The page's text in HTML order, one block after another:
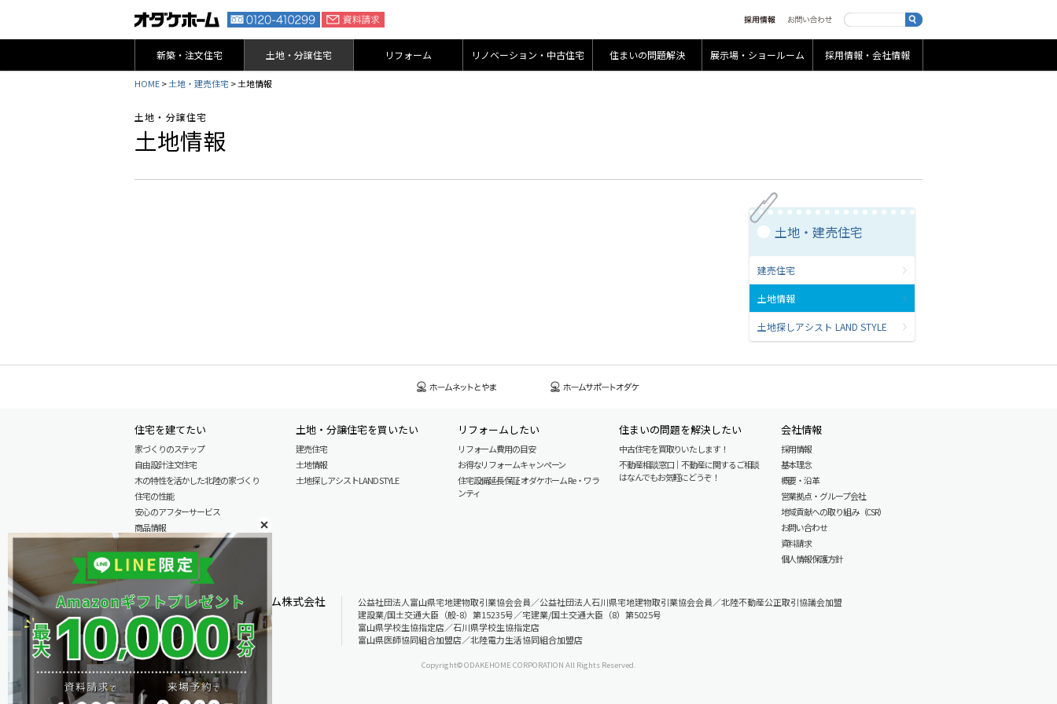
新築・注文住宅 土地・分譲住宅 リフォーム リノベーション・中古住宅 住まいの問題解決 展示場・ショールーム 採用情報・会社情報
HOME>土地・建売住宅 > 土地情報
土地・分譲住宅
土地情報
土地・建売住宅
建売住宅
土地情報
土地探しアシスト LAND STYLE
住宅を建てたい
家づくりのステップ
自由設計注文住宅
木の特性を活かした北陸の家づくり
住宅の性能
安心のアフターサービス
商品情報
モデル分譲住宅情報
土地・分譲住宅を買いたい
建売住宅
土地情報
土地探しアシスト LAND STYLE
リフォームしたい
リフォーム費用の目安
お得なリフォームキャンペーン
住宅設備延長保証 オダケホーム Re・ワラ
ンティ
住まいの問題を解決したい
中古住宅を買取りいたします！
不動産相談窓口｜不動産に関するご相談
はなんでもお気軽にどうぞ！
会社情報
採用情報
基本理念
概要・沿革
営業拠点・グループ会社
地域貢献への取り組み（CSR）
お問い合わせ
資料請求
個人情報保護方針
オダケホーム株式会社
公益社団法人富山県宅地建物取引業協会会員／公益社団法人石川県宅地建物取引業協会会員／北陸不動産公正取引協議会加盟
建設業/国土交通大臣（般-8）第15235号／宅建業/国土交通大臣（8）第5025号
富山県学校生協指定店／石川県学校生協指定店
富山県医師協同組合加盟店／北陸電力生活協同組合加盟店
Copyright© ODAKEHOME CORPORATION All Rights Reserved.